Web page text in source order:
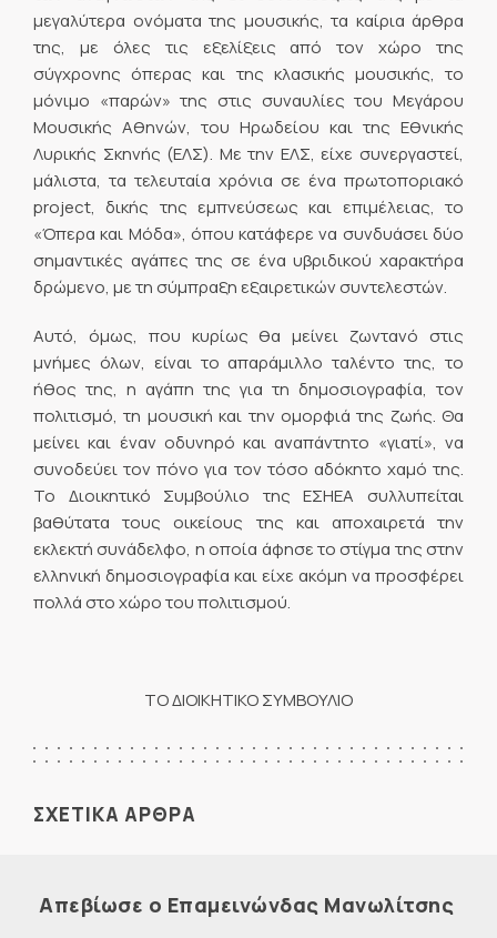
μεγαλύτερα ονόματα της μουσικής, τα καίρια άρθρα
της, με όλες τις εξελίξεις από τον χώρο της
σύγχρονης όπερας και της κλασικής μουσικής, το
μόνιμο «παρών» της στις συναυλίες του Μεγάρου
Μουσικής Αθηνών, του Ηρωδείου και της Εθνικής
Λυρικής Σκηνής (ΕΛΣ). Με την ΕΛΣ, είχε συνεργαστεί,
μάλιστα, τα τελευταία χρόνια σε ένα πρωτοποριακό
project, δικής της εμπνεύσεως και επιμέλειας, το
«Όπερα και Μόδα», όπου κατάφερε να συνδυάσει δύο
σημαντικές αγάπες της σε ένα υβριδικού χαρακτήρα
δρώμενο, με τη σύμπραξη εξαιρετικών συντελεστών.
Αυτό, όμως, που κυρίως θα μείνει ζωντανό στις
μνήμες όλων, είναι το απαράμιλλο ταλέντο της, το
ήθος της, η αγάπη της για τη δημοσιογραφία, τον
πολιτισμό, τη μουσική και την ομορφιά της ζωής. Θα
μείνει και έναν οδυνηρό και αναπάντητο «γιατί», να
συνοδεύει τον πόνο για τον τόσο αδόκητο χαμό της.
Το Διοικητικό Συμβούλιο της ΕΣΗΕΑ συλλυπείται
βαθύτατα τους οικείους της και αποχαιρετά την
εκλεκτή συνάδελφο, η οποία άφησε το στίγμα της στην
ελληνική δημοσιογραφία και είχε ακόμη να προσφέρει
πολλά στο χώρο του πολιτισμού.
ΤΟ ΔΙΟΙΚΗΤΙΚΟ ΣΥΜΒΟΥΛΙΟ
ΣΧΕΤΙΚΑ ΑΡΘΡΑ
Απεβίωσε ο Επαμεινώνδας Μανωλίτσης